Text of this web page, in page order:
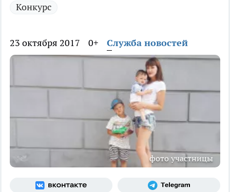
Конкурс
23 октября 2017 0+ Служба новостей
фото участницы